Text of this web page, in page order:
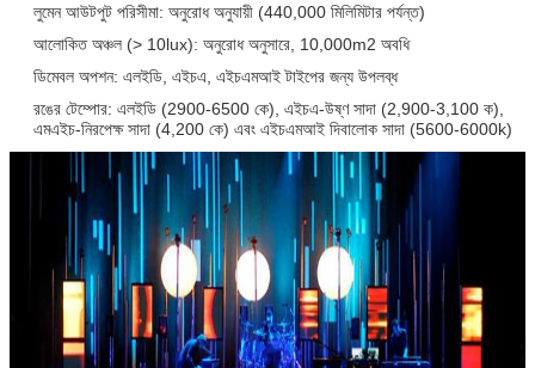
লুমেন আউটপুট পরিসীমা: অনুরোধ অনুযায়ী (440,000 মিলিমিটার পর্যন্ত)
আলোকিত অঞ্চল (> 10lux): অনুরোধ অনুসারে, 10,000m2 অবধি
ডিমেবল অপশন: এলইডি, এইচএ, এইচএমআই টাইপের জন্য উপলব্ধ
রঙের টেম্পোর: এলইডি (2900-6500 কে), এইচএ-উষ্ণ সাদা (2,900-3,100 ক),
এমএইচ-নিরপেক্ষ সাদা (4,200 কে) এবং এইচএমআই দিবালোক সাদা (5600-6000k)